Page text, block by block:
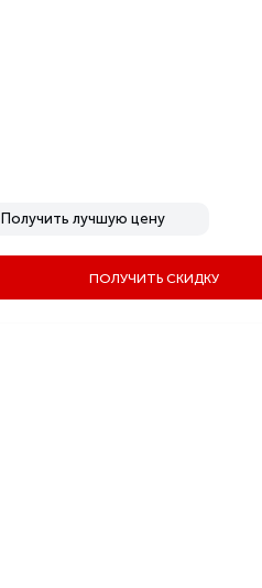
Получить лучшую цену
ПОЛУЧИТЬ СКИДКУ